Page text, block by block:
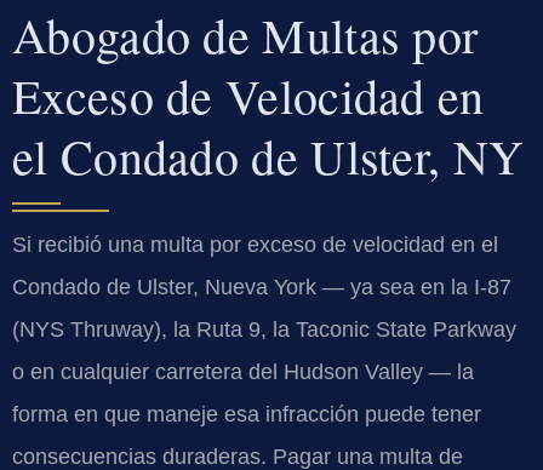
Abogado de Multas por
Exceso de Velocidad en
el Condado de Ulster, NY
Si recibió una multa por exceso de velocidad en el
Condado de Ulster, Nueva York — ya sea en la I-87
(NYS Thruway), la Ruta 9, la Taconic State Parkway
o en cualquier carretera del Hudson Valley — la
forma en que maneje esa infracción puede tener
consecuencias duraderas. Pagar una multa de